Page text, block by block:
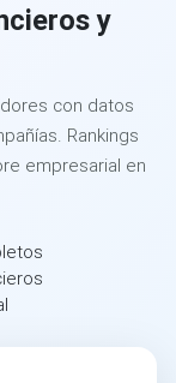
y
con datos
Rankings
empresarial en